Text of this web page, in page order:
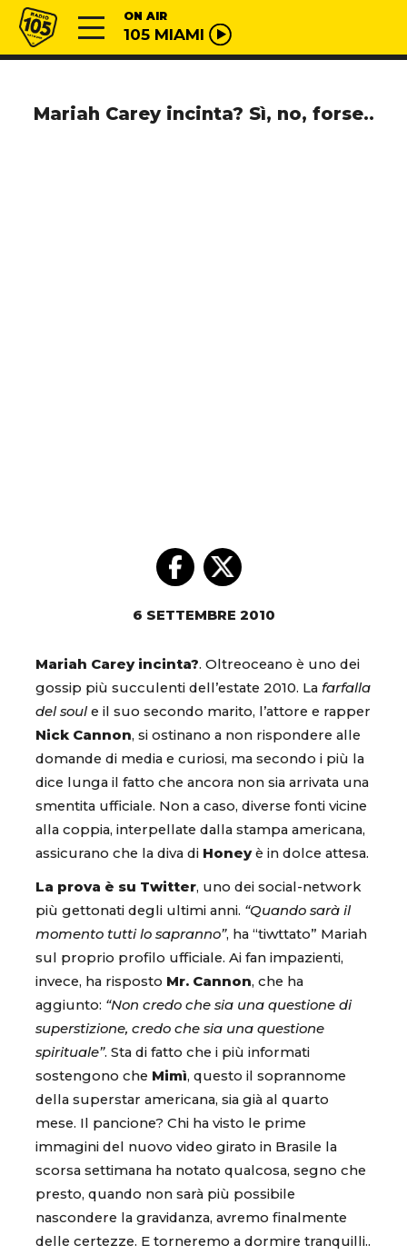
Vai al contenuto
Radio 105 ON AIR
105 MIAMI
Mariah Carey incinta? Sì, no, forse..
6 SETTEMBRE 2010
Mariah Carey incinta?. Oltreoceano è uno dei
gossip più succulenti dell’estate 2010. La farfalla
del soule il suo secondo marito, l’attore e rapper
Nick Cannon, si ostinano a non rispondere alle
domande di media e curiosi, ma secondo i più la
dice lunga il fatto che ancora non sia arrivata una
smentita ufficiale. Non a caso, diverse fonti vicine
alla coppia, interpellate dalla stampa americana,
assicurano che la diva di Honeyè in dolce attesa.
La prova è su Twitter, uno dei social-network
più gettonati degli ultimi anni. “Quando sarà il
momento tutti lo sapranno”, ha “tiwttato” Mariah
sul proprio profilo ufficiale. Ai fan impazienti,
invece, ha risposto Mr. Cannon, che ha
aggiunto: “Non credo che sia una questione di
superstizione, credo che sia una questione
spirituale”. Sta di fatto che i più informati
sostengono che Mimì, questo il soprannome
della superstar americana, sia già al quarto
mese. Il pancione? Chi ha visto le prime
immagini del nuovo video girato in Brasile la
scorsa settimana ha notato qualcosa, segno che
presto, quando non sarà più possibile
nascondere la gravidanza, avremo finalmente
delle certezze. E torneremo a dormire tranquilli..